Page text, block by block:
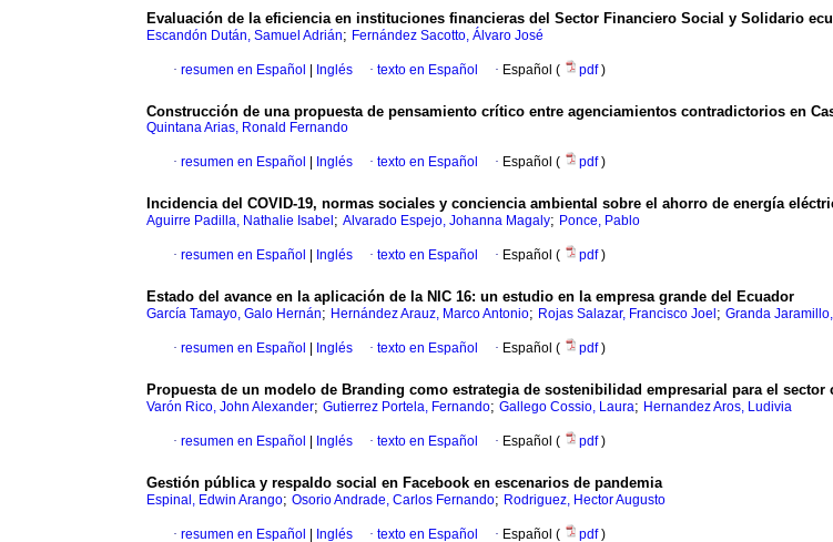
Evaluación de la eficiencia en instituciones financieras del Sector Financiero Social y Solidario
Escandón Dután, Samuel Adrián; Fernández Sacotto, Álvaro José
· resumen en Español Inglés · texto en Español · Español ( pdf)
Construcción de una propuesta de pensamiento crítico entre agenciamientos contradictorios en
Quintana Arias, Ronald Fernando
· resumen en Español Inglés · texto en Español · Español ( pdf)
Incidencia del COVID-19, normas sociales y conciencia ambiental sobre el ahorro de energía
Aguirre Padilla, Nathalie Isabel ; Alvarado Espejo, Johanna Magaly; Ponce, Pablo
· resumen en Español Inglés · texto en Español · Español ( pdf)
Estado del avance en la aplicación de la NIC 16: un estudio en la empresa grande del Ecuador
García Tamayo, Galo Hernán; Hernández Arauz, Marco Antonio; Rojas Salazar, Francisco Joel ; Granda
· resumen en Español Inglés · texto en Español · Español ( pdf)
Propuesta de un modelo de Branding como estrategia de sostenibilidad empresarial para el sector
Varón Rico, John Alexander; Gutierrez Portela, Fernando; Gallego Cossio, Laura; Hernandez Aros, Ludivia
· resumen en Español Inglés · texto en Español · Español ( pdf)
Gestión pública y respaldo social en Facebook en escenarios de pandemia
Espinal, Edwin Arango; Osorio Andrade, Carlos Fernando; Rodriguez, Hector Augusto
· resumen en Español Inglés · texto en Español · Español ( pdf)